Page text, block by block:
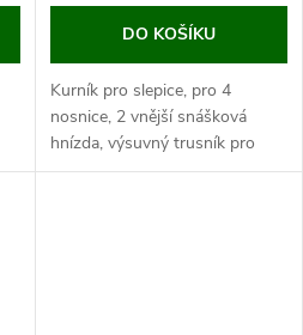
DO KOŠÍKU
Kurník pro slepice, pro 4
nosnice, 2 vnější snášková
hnízda, výsuvný trusník pro
snadné čištění, rozměry: 1190 x